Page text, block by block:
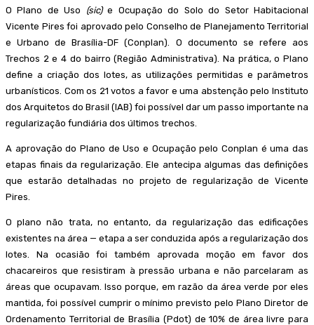
O Plano de Uso (sic)e Ocupação do Solo do Setor Habitacional
Vicente Pires foi aprovado pelo Conselho de Planejamento Territorial
e Urbano de Brasília-DF (Conplan). O documento se refere aos
Trechos 2 e 4 do bairro (Região Administrativa). Na prática, o Plano
define a criação dos lotes, as utilizações permitidas e parâmetros
urbanísticos. Com os 21 votos a favor e uma abstenção pelo Instituto
dos Arquitetos do Brasil (IAB) foi possível dar um passo importante na
regularização fundiária dos últimos trechos.
A aprovação do Plano de Uso e Ocupação pelo Conplan é uma das
etapas finais da regularização. Ele antecipa algumas das definições
que estarão detalhadas no projeto de regularização de Vicente
Pires.
O plano não trata, no entanto, da regularização das edificações
existentes na área — etapa a ser conduzida após a regularização dos
lotes. Na ocasião foi também aprovada moção em favor dos
chacareiros que resistiram à pressão urbana e não parcelaram as
áreas que ocupavam. Isso porque, em razão da área verde por eles
mantida, foi possível cumprir o mínimo previsto pelo Plano Diretor de
Ordenamento Territorial de Brasília (Pdot) de 10% de área livre para